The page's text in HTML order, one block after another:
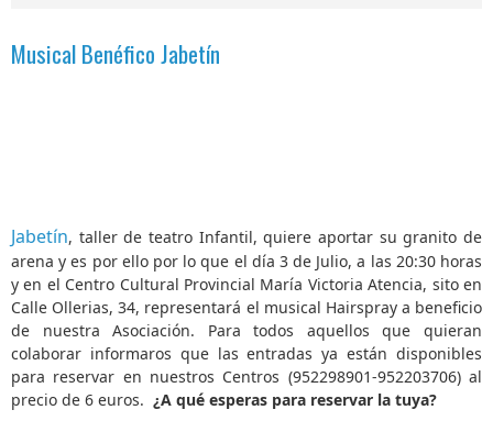
Musical Benéfico Jabetín
Jabetín, taller de teatro Infantil, quiere aportar su granito de
arena y es por ello por lo que el día 3 de Julio, a las 20:30 horas
y en el Centro Cultural Provincial María Victoria Atencia, sito en
Calle Ollerias, 34, representará el musical Hairspray a beneficio
de nuestra Asociación. Para todos aquellos que quieran
colaborar informaros que las entradas ya están disponibles
para reservar en nuestros Centros (952298901-952203706) al
precio de 6 euros. ¿A qué esperas para reservar la tuya?